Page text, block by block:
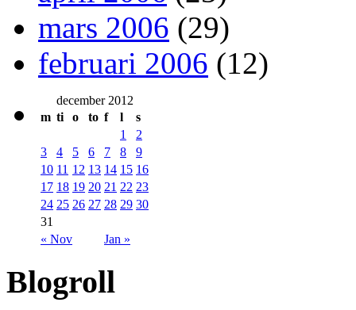
mars 2006 (29)
februari 2006 (12)
december 2012
m ti o to f l s
« Nov Jan »
1
2
3
4 5 6 7 8
9
10 11 12 13 14 15 16
17 18 19 20 21 22 23
24 25 26 27 28 29 30
31
Blogroll